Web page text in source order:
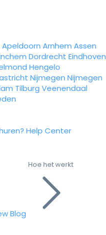
Apeldoorn Arnhem Assen
Dordrecht Eindhoven
Hengelo
Nijmegen Nijmegen
Tilburg Veenendaal
Help Center
Blog
Hoe het werkt